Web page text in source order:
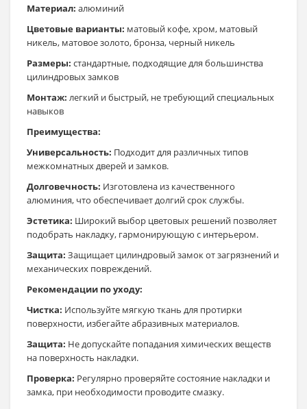
Материал: алюминий
Цветовые варианты: матовый кофе, хром, матовый
никель, матовое золото, бронза, черный никель
Размеры: стандартные, подходящие для большинства
цилиндровых замков
Монтаж: легкий и быстрый, не требующий специальных
навыков
Преимущества:
Универсальность: Подходит для различных типов
межкомнатных дверей и замков.
Долговечность: Изготовлена из качественного
алюминия, что обеспечивает долгий срок службы.
Эстетика: Широкий выбор цветовых решений позволяет
подобрать накладку, гармонирующую с интерьером.
Защита: Защищает цилиндровый замок от загрязнений и
механических повреждений.
Рекомендации по уходу:
Чистка: Используйте мягкую ткань для протирки
поверхности, избегайте абразивных материалов.
Защита: Не допускайте попадания химических веществ
на поверхность накладки.
Проверка: Регулярно проверяйте состояние накладки и
замка, при необходимости проводите смазку.